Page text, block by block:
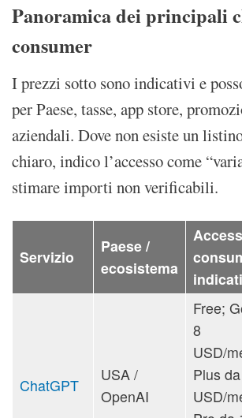
Panoramica dei principali
consumer
I prezzi sotto sono indicativi e
per Paese, tasse, app store,
aziendali. Dove non esiste un
chiaro, indico l’accesso come
stimare importi non verificabili.
Servizio
Paese /
ecosistema
ChatGPT
USA /
OpenAI
Free;
8
USD/
Plus
USD/